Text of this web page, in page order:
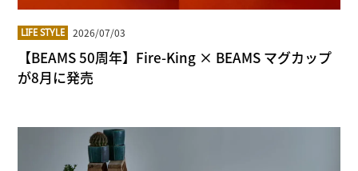
LIFE STYLE 2026/07/03
【BEAMS 50周年】Fire-King × BEAMS マグカップ
が8月に発売